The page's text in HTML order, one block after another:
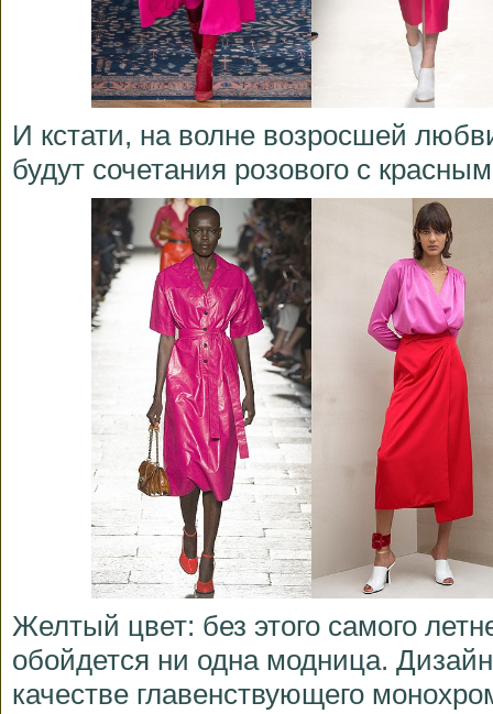
И кстати, на волне возросшей
будут сочетания розового с
Желтый цвет: без этого самого
обойдется ни одна модница.
качестве главенствующего